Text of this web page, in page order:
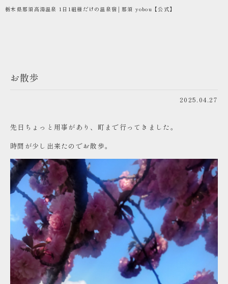
栃木県那須高湯温泉 1日1組様だけの温泉宿│那須 yobou【公式】
お散歩
2025.04.27
先日ちょっと用事があり、町まで行ってきました。
時間が少し出来たのでお散歩。